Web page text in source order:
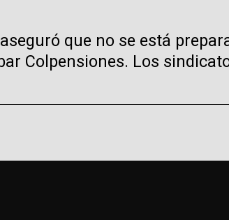
que no se está
Colpensiones. Los